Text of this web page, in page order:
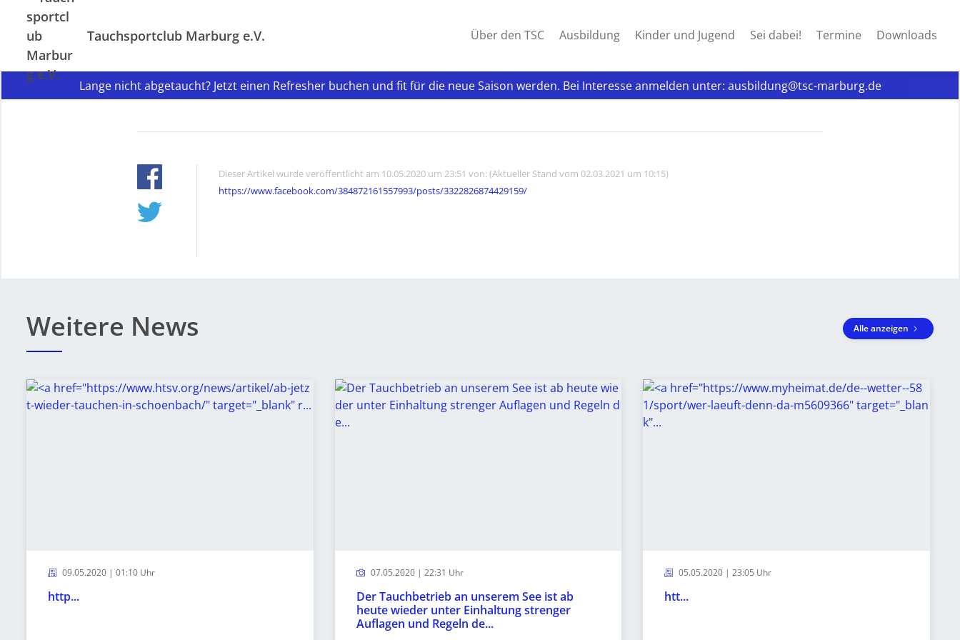
Tauchsportclub Marburg e.V. Über den TSC Ausbildung Kinder und Jugend Sei dabei! Termine Downloads
Lange nicht abgetaucht? Jetzt einen Refresher buchen und fit für die neue Saison werden. Bei Interesse anmelden unter: ausbildung@tsc-marburg.de
Dieser Artikel wurde veröffentlicht am 10.05.2020 um 23:51 von: (Aktueller Stand vom 02.03.2021 um 10:15)
https://www.facebook.com/384872161557993/posts/3322826874429159/
Weitere News Alle anzeigen
09.05.2020 | 01:10 Uhr
http...
07.05.2020 | 22:31 Uhr
Der Tauchbetrieb an unserem See ist ab
heute wieder unter Einhaltung strenger
Auflagen und Regeln de...
05.05.2020 | 23:05 Uhr
htt...